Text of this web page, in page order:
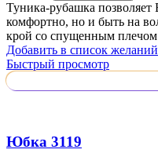
Туника-рубашка позволяет
комфортно, но и быть на
крой со спущенным плечом
Добавить в список желаний
Быстрый просмотр
Юбка 3119